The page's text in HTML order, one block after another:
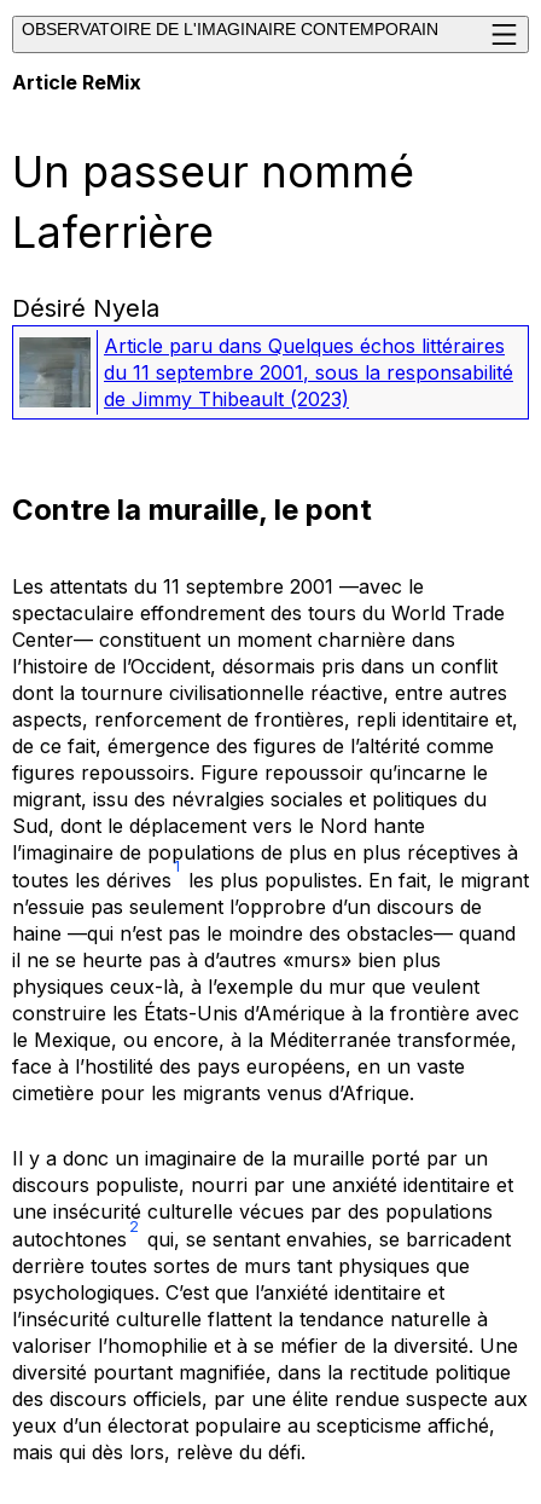
OBSERVATOIRE DE L'IMAGINAIRE CONTEMPORAIN
Article ReMix
Un passeur nommé
Laferrière
Désiré Nyela
Article paru dans Quelques échos littéraires
du 11 septembre 2001, sous la responsabilité
de Jimmy Thibeault (2023)
Contre la muraille, le pont
Les attentats du 11 septembre 2001 —avec le
spectaculaire effondrement des tours du World Trade
Center— constituent un moment charnière dans
l’histoire de l’Occident, désormais pris dans un conflit
dont la tournure civilisationnelle réactive, entre autres
aspects, renforcement de frontières, repli identitaire et,
de ce fait, émergence des figures de l’altérité comme
figures repoussoirs. Figure repoussoir qu’incarne le
migrant, issu des névralgies sociales et politiques du
Sud, dont le déplacement vers le Nord hante
l’imaginaire de populations de plus en plus réceptives à
toutes les dérives
1
les plus populistes. En fait, le migrant
n’essuie pas seulement l’opprobre d’un discours de
haine —qui n’est pas le moindre des obstacles— quand
il ne se heurte pas à d’autres «murs» bien plus
physiques ceux-là, à l’exemple du mur que veulent
construire les États-Unis d’Amérique à la frontière avec
le Mexique, ou encore, à la Méditerranée transformée,
face à l’hostilité des pays européens, en un vaste
cimetière pour les migrants venus d’Afrique.
Il y a donc un imaginaire de la muraille porté par un
discours populiste, nourri par une anxiété identitaire et
une insécurité culturelle vécues par des populations
autochtones
2
qui, se sentant envahies, se barricadent
derrière toutes sortes de murs tant physiques que
psychologiques. C’est que l’anxiété identitaire et
l’insécurité culturelle flattent la tendance naturelle à
valoriser l’homophilie et à se méfier de la diversité. Une
diversité pourtant magnifiée, dans la rectitude politique
des discours officiels, par une élite rendue suspecte aux
yeux d’un électorat populaire au scepticisme affiché,
mais qui dès lors, relève du défi.